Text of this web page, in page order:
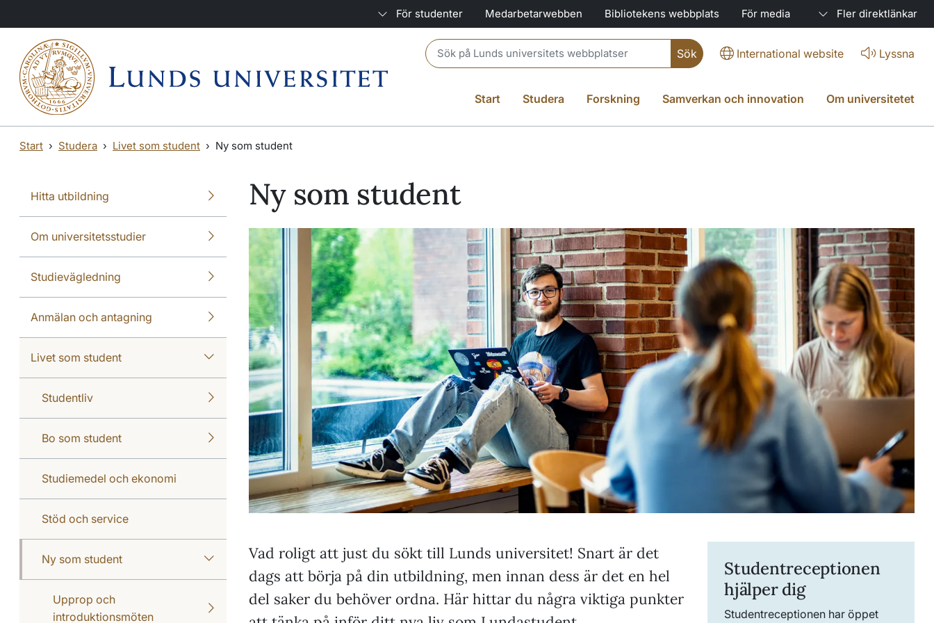
För studenter Medarbetarwebben Bibliotekens webbplats För media Fler direktlänkar
Header search International website Lyssna
Start Studera Forskning Samverkan och innovation Om universitetet
Start Studera Livet som student Ny som student
Hitta utbildning
Om universitetsstudier
Studievägledning
Anmälan och antagning
Livet som student
Studentliv
Bo som student
Studiemedel och ekonomi
Stöd och service
Ny som student
Upprop och
introduktionsmöten
Ny som student
Vad roligt att just du sökt till Lunds universitet! Snart är det
dags att börja på din utbildning, men innan dess är det en hel
del saker du behöver ordna. Här hittar du några viktiga punkter
Studentreceptionen
hjälper dig
Studentreceptionen har öppet